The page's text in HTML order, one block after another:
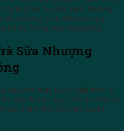
trợ từ phía thương hiệu. Thương
đủ chương trình đào tạo, quy
hỗ trợ trong việc marketing.
Sữa Nhượng
hiệu phù hợp, bước tiếp theo là
Đây là một quy trình đòi hỏi sự
địa điểm cho đến việc tuyển